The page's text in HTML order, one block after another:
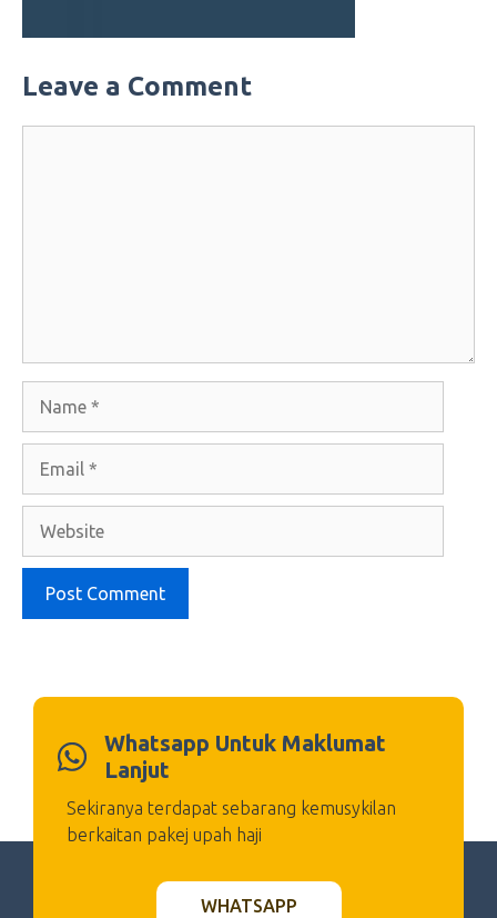
Leave a Comment
Whatsapp Untuk Maklumat
Lanjut
Sekiranya terdapat sebarang kemusykilan
berkaitan pakej upah haji
WHATSAPP